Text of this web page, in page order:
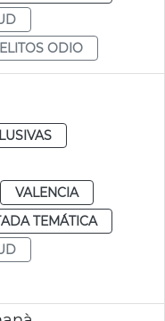
ODIO
VALENCIA
TEMÁTICA